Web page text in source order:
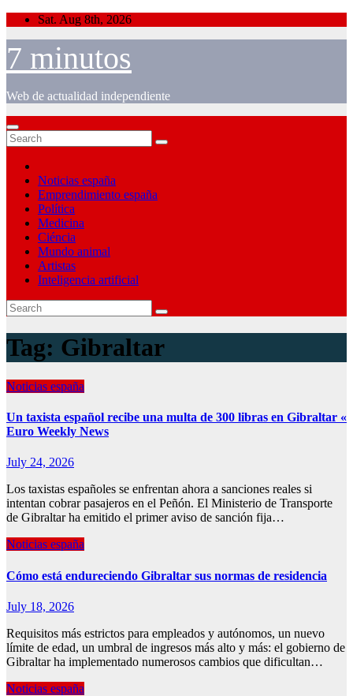
Skip
content
Sat. Aug 8th, 2026
7 minutos
Web de actualidad independiente
Noticias españa
Emprendimiento españa
Política
Medicina
Ciéncia
Mundo animal
Artistas
Inteligencia artificial
Tag: Gibraltar
Noticias españa
Un taxista español recibe una multa de 300 libras en Gibraltar «
Euro Weekly News
July 24, 2026
Los taxistas españoles se enfrentan ahora a sanciones reales si
intentan cobrar pasajeros en el Peñón. El Ministerio de Transporte
de Gibraltar ha emitido el primer aviso de sanción fija…
Noticias españa
Cómo está endureciendo Gibraltar sus normas de residencia
July 18, 2026
Requisitos más estrictos para empleados y autónomos, un nuevo
límite de edad, un umbral de ingresos más alto y más: el gobierno de
Gibraltar ha implementado numerosos cambios que dificultan…
Noticias españa